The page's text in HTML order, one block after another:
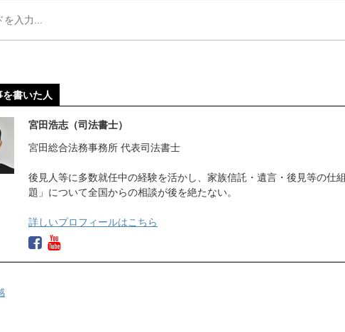
書いた人
宮田浩志（司法書士）
宮田総合法務事務所 代表司法書士
後見人等に多数就任中の経験を活かし、家族信託・遺言・後見等の仕
題」について全国からの相談が後を絶たない。
詳しいプロフィールはこちら